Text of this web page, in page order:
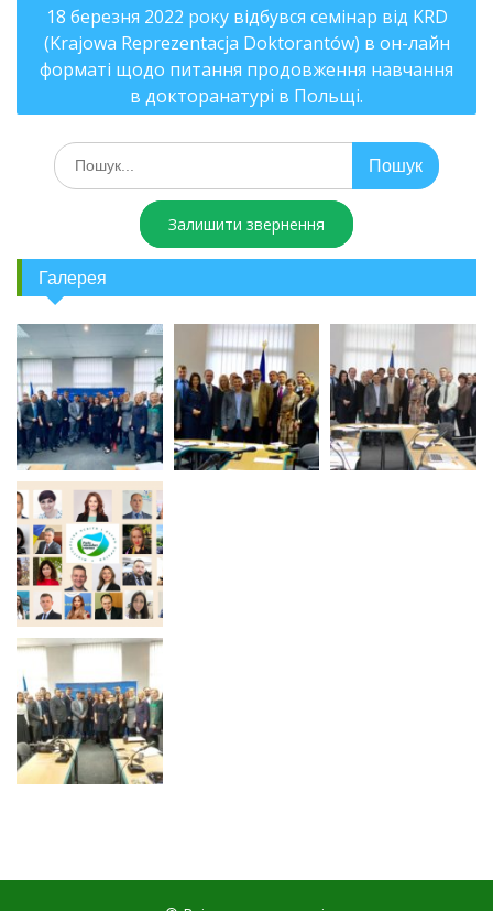
18 березня 2022 року відбувся семінар від KRD
(Krajowa Reprezentacja Doktorantów) в он-лайн
форматі щодо питання продовження навчання
в докторанатурі в Польщі.
Залишити звернення
Галерея